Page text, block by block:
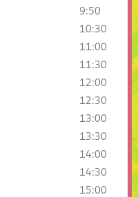
9:50
10:30
11:00
11:30
12:00
12:30
13:00
13:30
14:00
14:30
15:00